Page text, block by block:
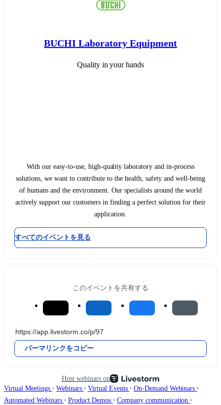
BUCHI Laboratory Equipment
Quality in your hands
With our easy-to-use, high-quality laboratory and in-process
solutions, we want to contribute to the health, safety and well-being
of humans and the environment. Our specialists around the world
actively support our customers in finding a perfect solution for their
application.
すべてのイベントを見る
このイベントを共有する
パーマリンクをコピー
Host webinars on
Virtual Meetings ∙ Webinars ∙ Virtual Events ∙ On-Demand Webinars ∙
Automated Webinars ∙ Product Demos ∙ Company communication ∙